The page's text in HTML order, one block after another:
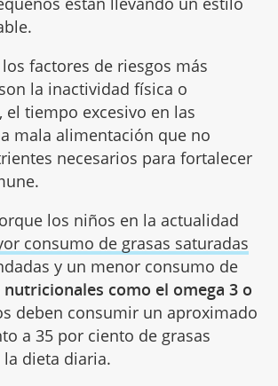
factores de riesgos más
la inactividad física o
el tiempo excesivo en las
mala alimentación que no
necesarios para fortalecer
los niños en la actualidad
consumo de grasas saturadas
y un menor consumo de
como el omega 3 o
deben consumir un aproximado
a 35 por ciento de grasas
dieta diaria.